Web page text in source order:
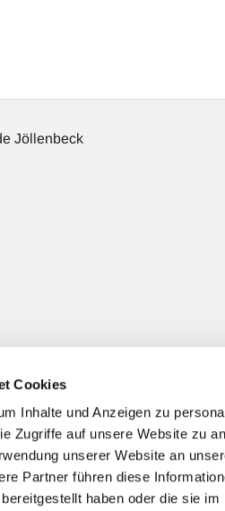
Cookies
Inhalte und Anzeigen zu
Zugriffe auf unsere Website zu
unserer Website an
Partner führen diese
haben oder die sie
Jöllenbeck